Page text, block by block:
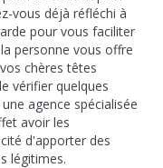
vous déjà réfléchi à
pour vous faciliter
personne vous offre
chères têtes
vérifier quelques
agence spécialisée
avoir les
d'apporter des
légitimes.